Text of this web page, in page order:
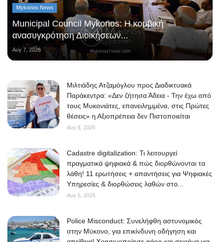
Mykonos News
Municipal Council Mykonos: Η κομβική
ανασυγκρότηση Διοικήσεων...
Αυγ 7, 2026
Μιλτιάδης Ατζαμόγλου προς Διαδικτυακά
Παράκεντρα: «Δεν ζήτησα Άδεια - Την έχω από
τους Μυκονιάτες, επανειλημμένα, στις Πρώτες
θέσεις» η Αξιοπρέπεια δεν Πιστοποιείται
Αυγ 6, 2026
Cadastre digitalization: Τι λειτουργεί
πραγματικά ψηφιακά & πώς διορθώνονται τα
λάθη! 11 ερωτήσεις + απαντήσεις για Ψηφιακές
Υπηρεσίες & διορθώσεις λαθών στο...
Αυγ 6, 2026
Police Misconduct: Συνελήφθη αστυνομικός
στην Μύκονο, για επικίνδυνη οδήγηση και